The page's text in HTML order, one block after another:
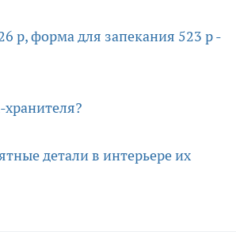
р, форма для запекания 523 р -
детали в интерьере их